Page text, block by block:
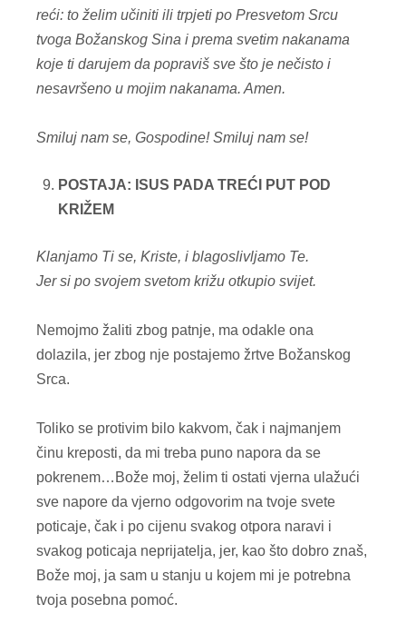
reći: to želim učiniti ili trpjeti po Presvetom Srcu
tvoga Božanskog Sina i prema svetim nakanama
koje ti darujem da popraviš sve što je nečisto i
nesavršeno u mojim nakanama. Amen.
Smiluj nam se, Gospodine!Smiluj nam se!
POSTAJA: ISUS PADA TREĆI PUT POD
KRIŽEM
Klanjamo Ti se, Kriste, i blagoslivljamo Te.
Jer si po svojem svetom križu otkupio svijet.
Nemojmo žaliti zbog patnje, ma odakle ona
dolazila, jer zbog nje postajemo žrtve Božanskog
Srca.
Toliko se protivim bilo kakvom, čak i najmanjem
činu kreposti, da mi treba puno napora da se
pokrenem…Bože moj, želim ti ostati vjerna ulažući
sve napore da vjerno odgovorim na tvoje svete
poticaje, čak i po cijenu svakog otpora naravi i
svakog poticaja neprijatelja, jer, kao što dobro znaš,
Bože moj, ja sam u stanju u kojem mi je potrebna
tvoja posebna pomoć.